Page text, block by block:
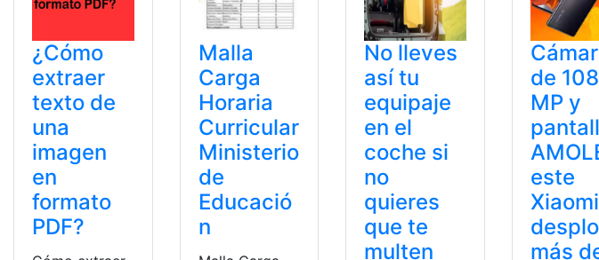
¿Cómo
extraer
texto de
una
imagen
en
formato
PDF?
Malla
Carga
Horaria
Curricular
Ministerio
de
Educació
n
No lleves
así tu
equipaje
en el
coche si
no
quieres
que te
multen
de 108
MP y
este
más